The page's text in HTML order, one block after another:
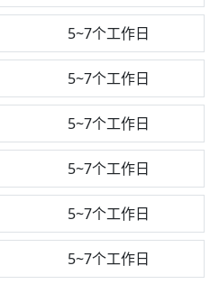
5~7个工作日
5~7个工作日
5~7个工作日
5~7个工作日
5~7个工作日
5~7个工作日